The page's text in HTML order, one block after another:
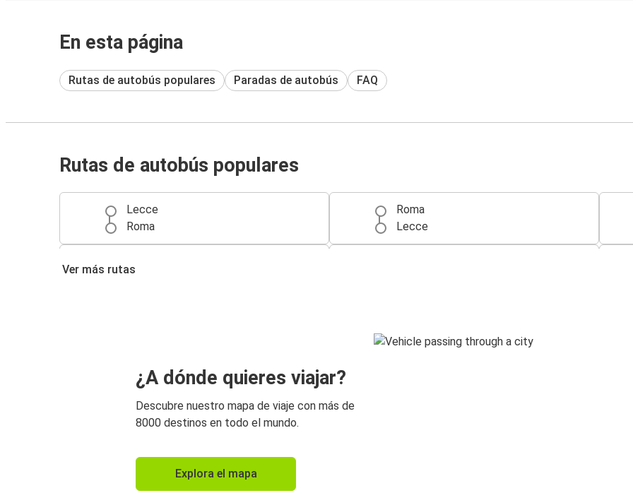
En esta página
Rutas de autobús populares Paradas de autobús FAQ
Rutas de autobús populares
Lecce
Roma
Roma
Lecce
Lecce
Lecce
Matera
Ver más rutas
¿A dónde quieres viajar?
Descubre nuestro mapa de viaje con más de
8000 destinos en todo el mundo.
Explora el mapa